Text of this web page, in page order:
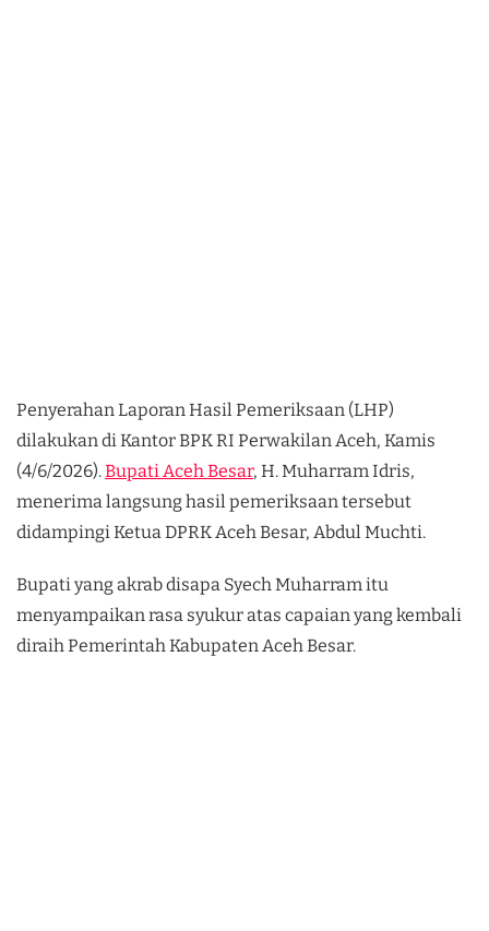
Penyerahan Laporan Hasil Pemeriksaan (LHP)
dilakukan di Kantor BPK RI Perwakilan Aceh, Kamis
(4/6/2026).Bupati Aceh Besar, H. Muharram Idris,
menerima langsung hasil pemeriksaan tersebut
didampingi Ketua DPRK Aceh Besar, Abdul Muchti.
Bupati yang akrab disapa Syech Muharram itu
menyampaikan rasa syukur atas capaian yang kembali
diraih Pemerintah Kabupaten Aceh Besar.